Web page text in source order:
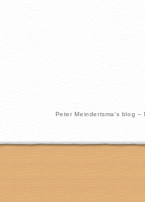
Peter Meindertsma's blog